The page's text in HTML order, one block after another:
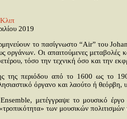
2019
το πασίγνωστο “Air” του
οργάνων. Οι απαιτούμενες
τόσο την τεχνική όσο και την
περιόδου από το 1600 ως το
όργανο και λαούτο ή
μετέγγραψε το μουσικό
των μουσικών